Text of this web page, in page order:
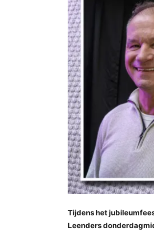
Tijdens het
Leenders